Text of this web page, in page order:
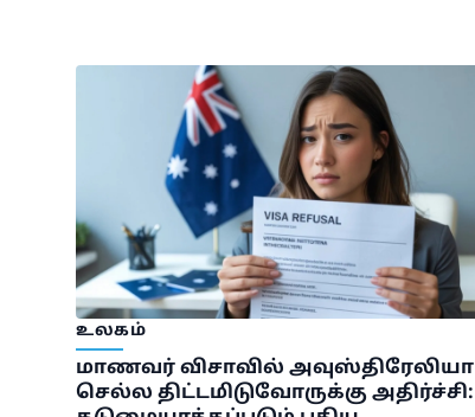
உலகம்
மாணவர் விசாவில் அவுஸ்திரேலியா
செல்ல திட்டமிடுவோருக்கு அதிர்ச்சி: